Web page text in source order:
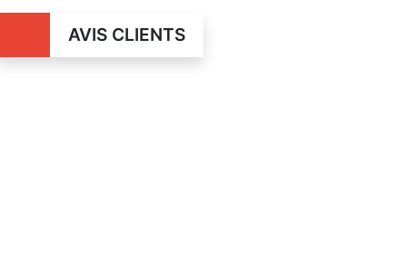
AVIS CLIENTS